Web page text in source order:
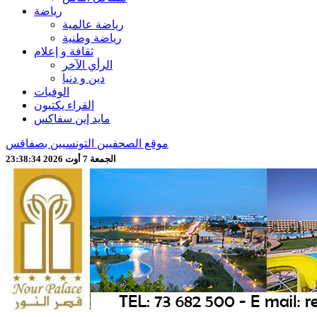
رياضة
رياضة عالمية
رياضة وطنية
ثقافة و إعلام
الرأي الآخر
دين و دنيا
الوفيات
القراء يكتبون
مايد إين سفاكس
موقع الصحفيين التونسيين بصفاقس
الجمعة 7 أوت 2026 23:38:36